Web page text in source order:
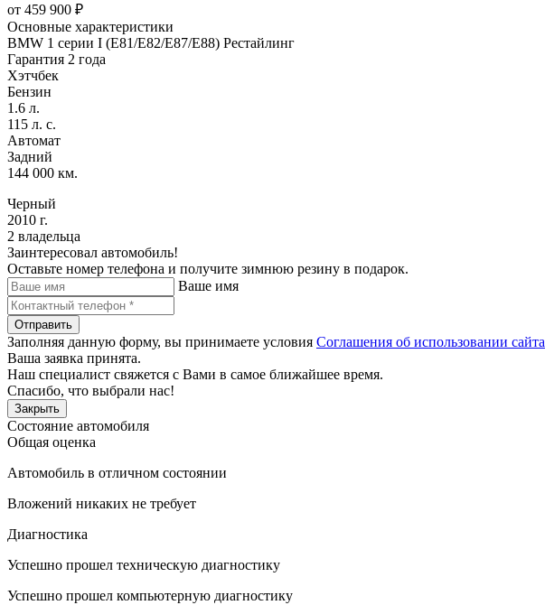
от 459 900 ₽
Основные характеристики
BMW 1 серии I (E81/E82/E87/E88) Рестайлинг
Гарантия 2 года
Хэтчбек
Бензин
1.6 л.
115 л. с.
Автомат
Задний
144 000 км.
Черный
2010 г.
2 владельца
Заинтересовал автомобиль!
Оставьте номер телефона и получите зимнюю резину в подарок.
Ваше имя
Отправить
Заполняя данную форму, вы принимаете условия Соглашения об использовании сайта
Ваша заявка принята.
Наш специалист свяжется с Вами в самое ближайшее время.
Спасибо, что выбрали нас!
Закрыть
Состояние автомобиля
Общая оценка
Автомобиль в отличном состоянии
Вложений никаких не требует
Диагностика
Успешно прошел техническую диагностику
Успешно прошел компьютерную диагностику